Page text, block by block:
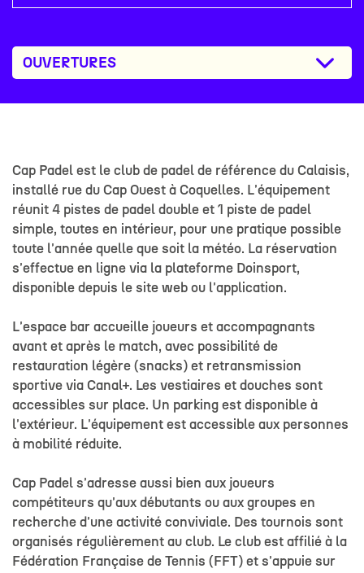
OUVERTURES
Cap Padel est le club de padel de référence du Calaisis,
installé rue du Cap Ouest à Coquelles. L'équipement
réunit 4 pistes de padel double et 1 piste de padel
simple, toutes en intérieur, pour une pratique possible
toute l'année quelle que soit la météo. La réservation
s'effectue en ligne via la plateforme Doinsport,
disponible depuis le site web ou l'application.
L'espace bar accueille joueurs et accompagnants
avant et après le match, avec possibilité de
restauration légère (snacks) et retransmission
sportive via Canal+. Les vestiaires et douches sont
accessibles sur place. Un parking est disponible à
l'extérieur. L'équipement est accessible aux personnes
à mobilité réduite.
Cap Padel s'adresse aussi bien aux joueurs
compétiteurs qu'aux débutants ou aux groupes en
recherche d'une activité conviviale. Des tournois sont
organisés régulièrement au club. Le club est affilié à la
Fédération Française de Tennis (FFT) et s'appuie sur